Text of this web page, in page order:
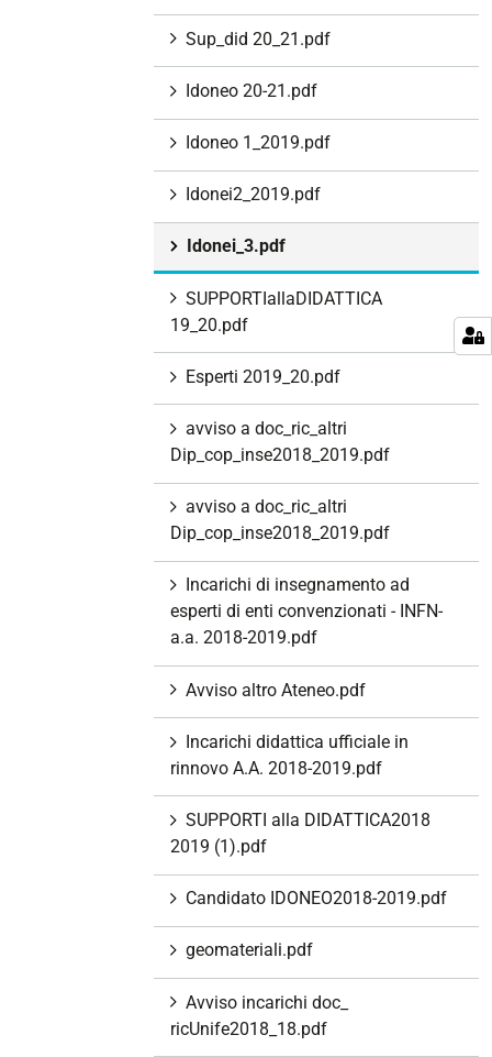
Sup_did 20_21.pdf
Idoneo 20-21.pdf
Idoneo 1_2019.pdf
Idonei2_2019.pdf
Idonei_3.pdf
SUPPORTIallaDIDATTICA
19_20.pdf
Esperti 2019_20.pdf
avviso a doc_ric_altri
Dip_cop_inse2018_2019.pdf
avviso a doc_ric_altri
Dip_cop_inse2018_2019.pdf
Incarichi di insegnamento ad
esperti di enti convenzionati - INFN-
a.a. 2018-2019.pdf
Avviso altro Ateneo.pdf
Incarichi didattica ufficiale in
rinnovo A.A. 2018-2019.pdf
SUPPORTI alla DIDATTICA2018
2019 (1).pdf
Candidato IDONEO2018-2019.pdf
geomateriali.pdf
Avviso incarichi doc_
ricUnife2018_18.pdf